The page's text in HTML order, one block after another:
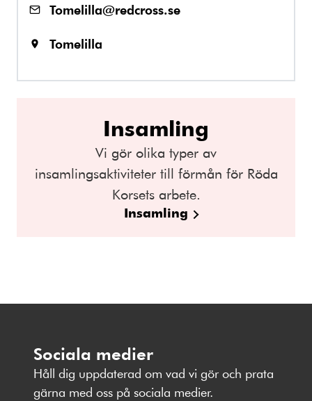
Tomelilla@redcross.se
Tomelilla
Insamling
Vi gör olika typer av
insamlingsaktiviteter till förmån för Röda
Korsets arbete.
Insamling
Sociala medier
Håll dig uppdaterad om vad vi gör och prata
gärna med oss på sociala medier.